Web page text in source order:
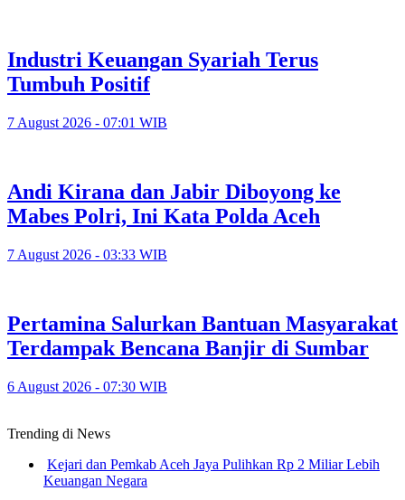
Industri Keuangan Syariah Terus
Tumbuh Positif
7 August 2026 - 07:01 WIB
Andi Kirana dan Jabir Diboyong ke
Mabes Polri, Ini Kata Polda Aceh
7 August 2026 - 03:33 WIB
Pertamina Salurkan Bantuan Masyarakat
Terdampak Bencana Banjir di Sumbar
6 August 2026 - 07:30 WIB
Trending di News
Kejari dan Pemkab Aceh Jaya Pulihkan Rp 2 Miliar Lebih
Keuangan Negara